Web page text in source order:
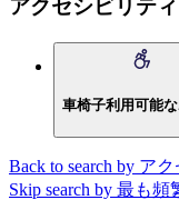
アクセシビリティ
車椅子利用可能
Back to search by ア
Skip search by 最も